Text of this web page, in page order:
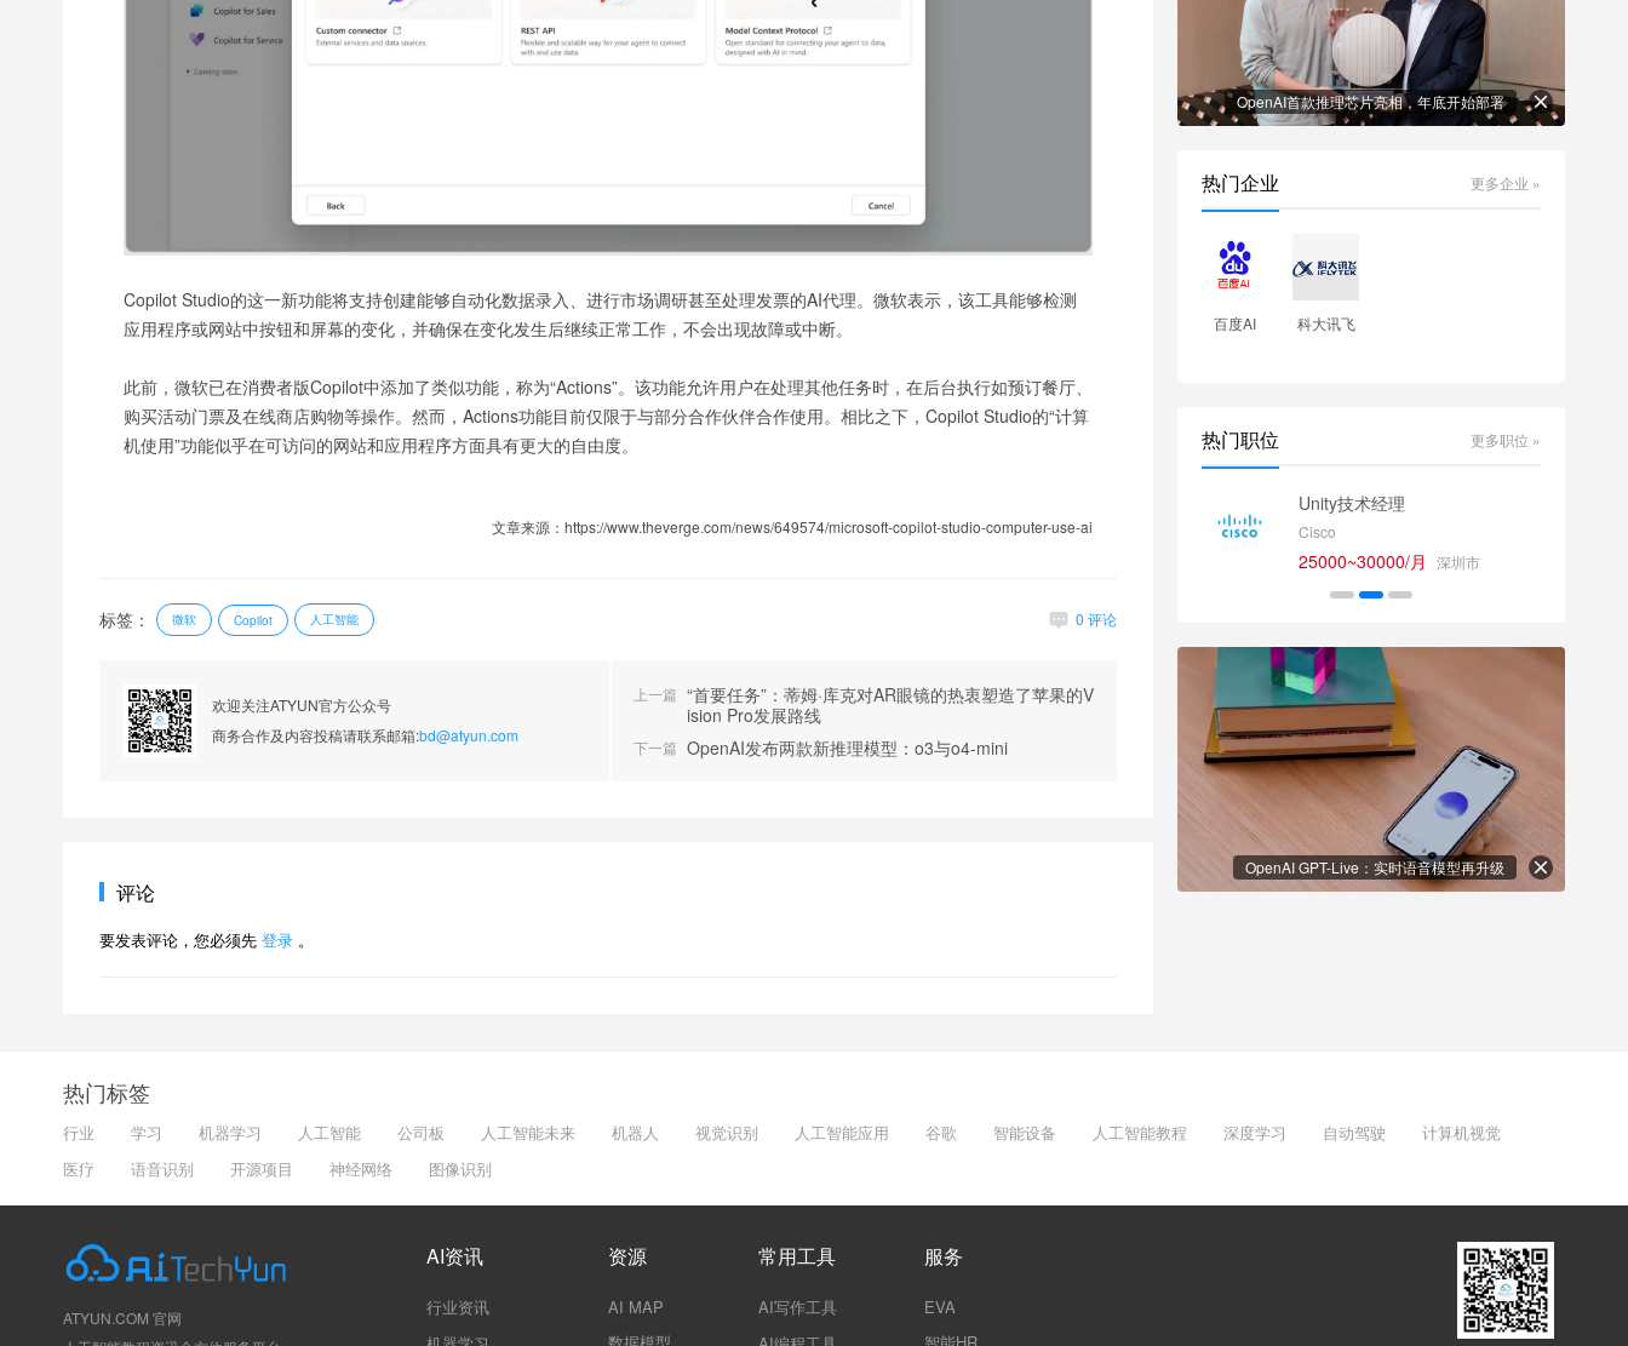
Copilot Studio的这一新功能将支持创建能够自动化数据录入、进行市场调研甚至处理发票的AI代理。微软表示，该工具能够检测
应用程序或网站中按钮和屏幕的变化，并确保在变化发生后继续正常工作，不会出现故障或中断。
此前，微软已在消费者版Copilot中添加了类似功能，称为“Actions”。该功能允许用户在处理其他任务时，在后台执行如预订餐厅、
购买活动门票及在线商店购物等操作。然而，Actions功能目前仅限于与部分合作伙伴合作使用。相比之下，Copilot Studio的“计算
机使用”功能似乎在可访问的网站和应用程序方面具有更大的自由度。
文章来源：https://www.theverge.com/news/649574/microsoft-copilot-studio-computer-use-ai
标签： 微软 Copilot 人工智能 0 评论
欢迎关注ATYUN官方公众号
商务合作及内容投稿请联系邮箱:bd@atyun.com
上一篇 “首要任务”：蒂姆·库克对AR眼镜的热衷塑造了苹果的V
ision Pro发展路线
下一篇 OpenAI发布两款新推理模型：o3与o4-mini
评论
要发表评论，您必须先 登录 。
OpenAI首款推理芯片亮相，年底开始部署
热门企业 更多企业 »
百度AI 科大讯飞
热门职位 更多职位 »
PilotAILabs Maluuba
Unity技术经理
Cisco
25000~30000/月 深圳市
OpenAI GPT-Live：实时语音模型再升级
热门标签
行业 学习 机器学习 人工智能 公司板 人工智能未来 机器人 视觉识别 人工智能应用 谷歌 智能设备 人工智能教程 深度学习 自动驾驶
计算机视觉
医疗
语音识别 开源项目 神经网络 图像识别
ATYUN.COM 官网
AI资讯
行业资讯
资源
AI MAP
常用工具
AI写作工具
服务
EVA